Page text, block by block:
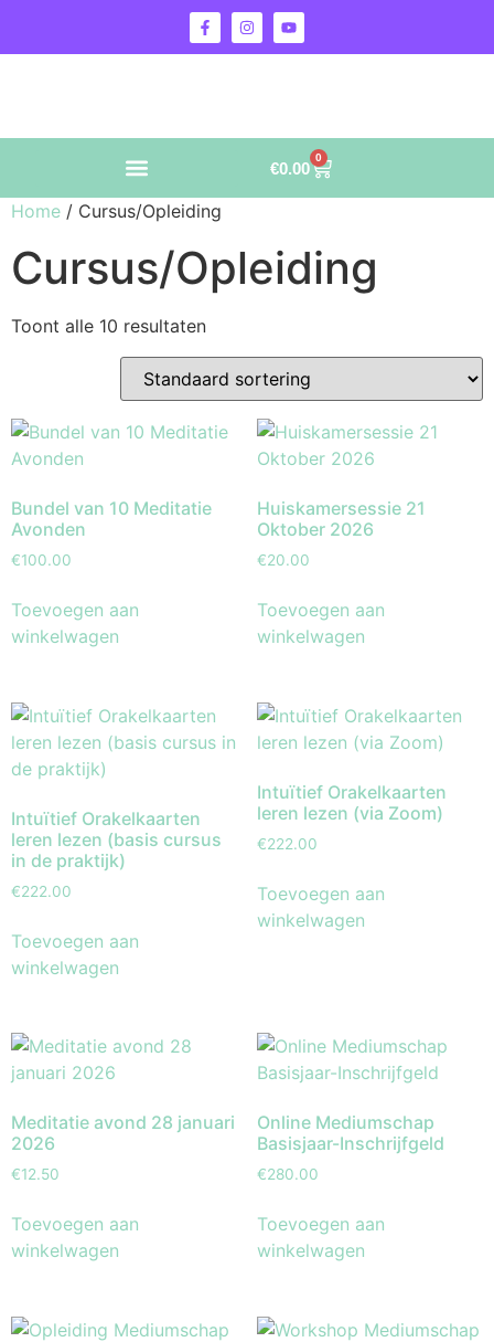
€0.00
0
Home / Cursus/Opleiding
Cursus/Opleiding
Toont alle 10 resultaten
Bundel van 10 Meditatie
Avonden
€100.00
Toevoegen aan
winkelwagen
Huiskamersessie 21
Oktober 2026
€20.00
Toevoegen aan
winkelwagen
Intuïtief Orakelkaarten
leren lezen (basis cursus
in de praktijk)
€222.00
Toevoegen aan
winkelwagen
Intuïtief Orakelkaarten
leren lezen (via Zoom)
€222.00
Toevoegen aan
winkelwagen
Meditatie avond 28 januari
2026
€12.50
Toevoegen aan
winkelwagen
Online Mediumschap
Basisjaar-Inschrijfgeld
€280.00
Toevoegen aan
winkelwagen